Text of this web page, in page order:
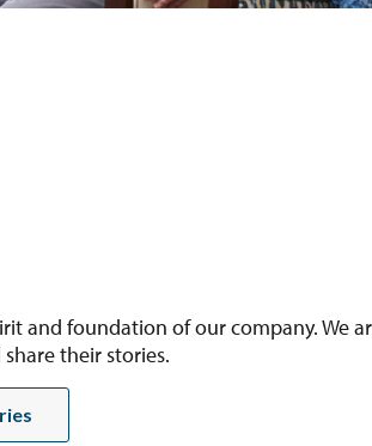
and foundation of our company. We
their stories.